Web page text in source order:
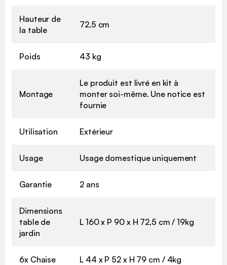
Hauteur de
la table
72,5 cm
Poids 43 kg
Montage
Le produit est livré en kit à
monter soi-même. Une notice est
fournie
Utilisation Extérieur
Usage Usage domestique uniquement
Garantie 2 ans
Dimensions
table de
jardin
L 160 x P 90 x H 72,5 cm / 19kg
6x Chaise L 44 x P 52 x H 79 cm / 4kg